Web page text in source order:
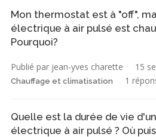
Mon thermostat est à "off",
électrique à air pulsé est
Pourquoi?
Publié par jean-yves charette 15
Chauffage et climatisation 1
Quelle est la durée de vie
électrique à air pulsé ? Où